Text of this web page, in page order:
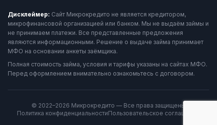
Дисклеймер: Сайт Микрокредито не является кредитором,
микрофинансовой организацией или банком. Мы не выдаём займы и
не принимаем платежи. Все представленные предложения
являются информационными. Решение о выдаче займа принимает
МФО на основании анкеты заёмщика.
Полная стоимость займа, условия и тарифы указаны на сайтах МФО.
Перед оформлением внимательно ознакомьтесь с договором.
© 2022–2026 Микрокредито — Все права защищены
Политика конфиденциальностиПользовательское соглашение